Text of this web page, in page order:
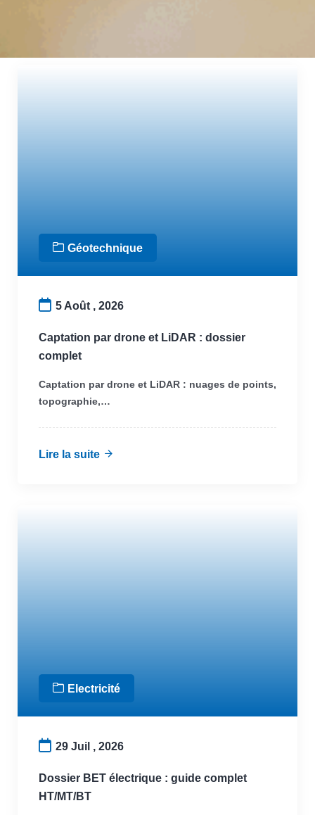
Géotechnique
5 Août , 2026
Captation par drone et LiDAR : dossier
complet
Captation par drone et LiDAR : nuages de points,
topographie,…
Lire la suite
Electricité
29 Juil , 2026
Dossier BET électrique : guide complet
HT/MT/BT